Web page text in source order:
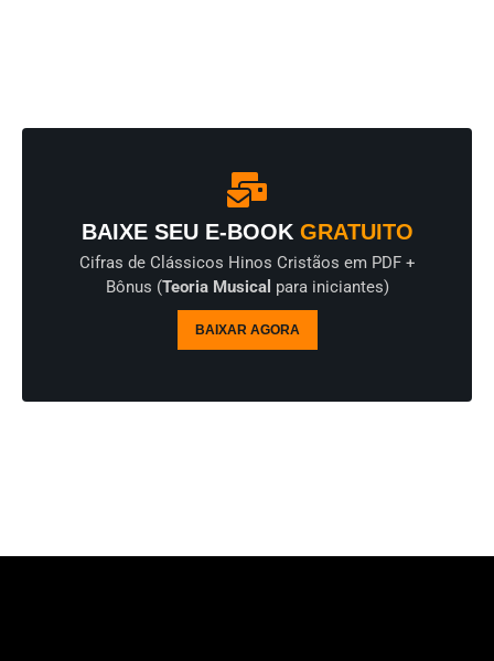
BAIXE SEU E-BOOKGRATUITO
Cifras de Clássicos Hinos Cristãos em PDF +
Bônus (Teoria Musical para iniciantes)
BAIXAR AGORA